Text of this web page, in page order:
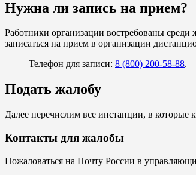
Нужна ли запись на прием?
Работники организации востребованы среди
записаться на прием в организации
Телефон для записи: 8 (800) 200-58-88.
Подать жалобу
Далее перечислим все инстанции, в которые
Контакты для жалобы
Пожаловаться на Почту России в